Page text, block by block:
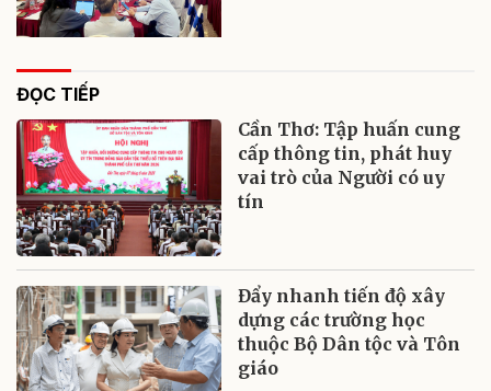
ĐỌC TIẾP
Cần Thơ: Tập huấn cung
cấp thông tin, phát huy
vai trò của Người có uy
tín
Đẩy nhanh tiến độ xây
dựng các trường học
thuộc Bộ Dân tộc và Tôn
giáo